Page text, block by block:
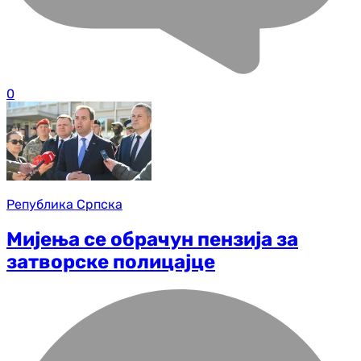
0
Република Српска
Мијења се обрачун пензија за
затворске полицајце